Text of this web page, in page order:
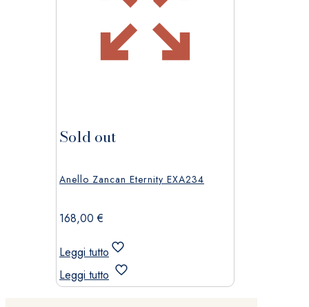
Sold out
Anello Zancan Eternity EXA234
168,00€
Leggi tutto
Leggi tutto